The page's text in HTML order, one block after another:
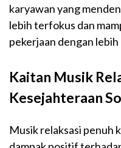
karyawan yang
lebih terfokus dan
pekerjaan dengan lebih
Kaitan Musik
Kesejahteraan
Musik relaksasi penuh